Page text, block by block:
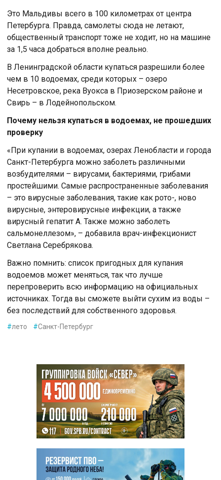
Это Мальдивы всего в 100 километрах от центра
Петербурга. Правда, самолеты сюда не летают,
общественный транспорт тоже не ходит, но на машине
за 1,5 часа добраться вполне реально.
В Ленинградской области купаться разрешили более
чем в 10 водоемах, среди которых – озеро
Несетровское, река Вуокса в Приозерском районе и
Свирь – в Лодейнопольском.
Почему нельзя купаться в водоемах, не прошедших
проверку
«При купании в водоемах, озерах Ленобласти и города
Санкт-Петербурга можно заболеть различными
возбудителями – вирусами, бактериями, грибами
простейшими. Самые распространенные заболевания
– это вирусные заболевания, такие как рото-, ново
вирусные, энтеровирусные инфекции, а также
вирусный гепатит А. Также можно заболеть
сальмонеллезом», – добавила врач-инфекционист
Светлана Серебрякова.
Важно помнить: список пригодных для купания
водоемов может меняться, так что лучше
перепроверить всю информацию на официальных
источниках. Тогда вы сможете выйти сухим из воды –
без последствий для собственного здоровья.
#лето #Санкт-Петербург